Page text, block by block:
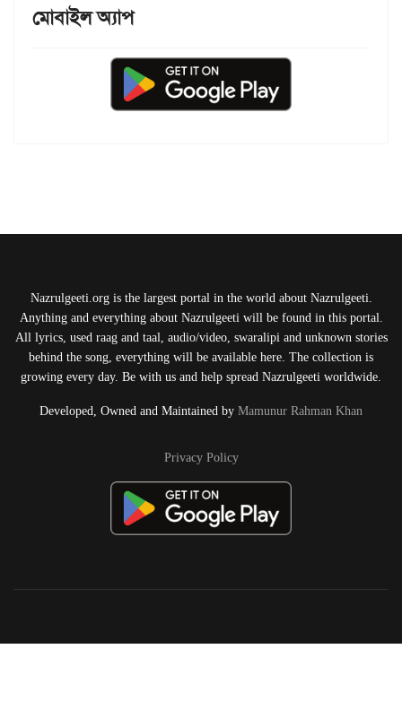
মোবাইল অ্যাপ
Nazrulgeeti.org is the largest portal in the world about Nazrulgeeti.
Anything and everything about Nazrulgeeti will be found in this portal.
All lyrics, used raag and taal, audio/video, swaralipi and unknown stories
behind the song, everything will be available here. The collection is
growing every day. Be with us and help spread Nazrulgeeti worldwide.
Developed, Owned and Maintained by Mamunur Rahman Khan
Privacy Policy